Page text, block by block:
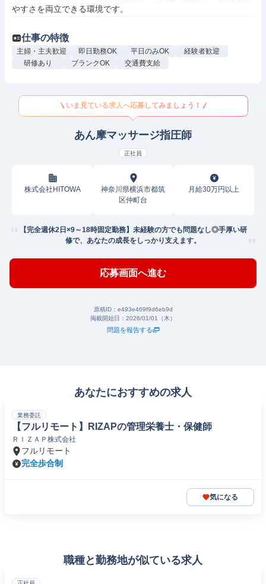
やすさを両立できる環境です。
仕事の特徴
主婦・主夫歓迎 即日勤務OK 平日のみOK
経験者歓迎
研修あり
ブランクOK 交通費支給
いま見ている求人へ応募してみましょう！
あん摩マッサージ指圧師
正社員
株式会社HITOWA
神奈川県横浜市都筑
区仲町台
月給30万円以上
【完全週休2日×9～18時固定勤務】未経験の方でも問題なし◎手厚い研
修で、あなたの成長をしっかり支えます。
応募画面へ進む
原稿ID： e493e469f9d6eb9d
掲載開始日： 2026/01/01（木）
問題を報告する
あなたにおすすめの求人
業務委託
【フルリモート】RIZAPの管理栄養士・保健師
ＲＩＺＡＰ株式会社
フルリモート
完全歩合制
気になる
職種と勤務地が似ている求人